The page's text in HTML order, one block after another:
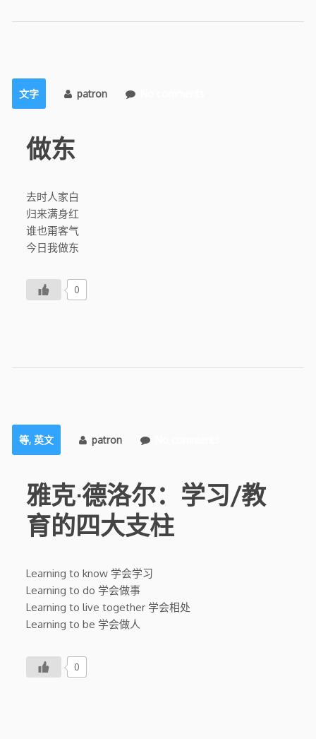
文字 patron
做东
去时人家白
归来满身红
谁也甭客气
今日我做东
0
等, 英文 patron
雅克·德洛尔：学习/教
育的四大支柱
Learning to know 学会学习
Learning to do 学会做事
Learning to live together 学会相处
Learning to be 学会做人
0